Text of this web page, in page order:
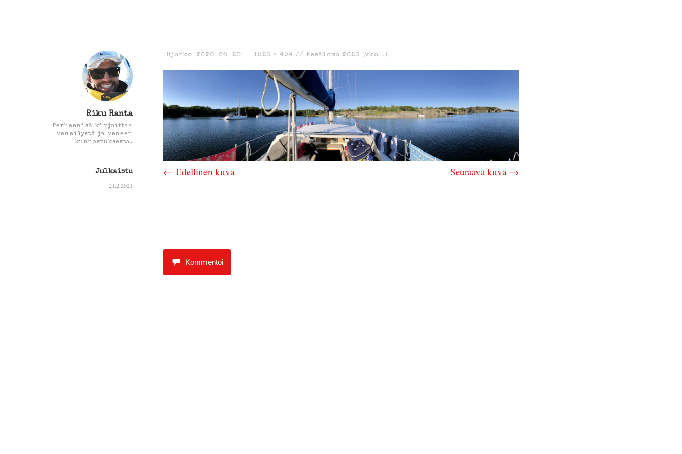
Riku Ranta
Perheenisä kirjoittaa
veneilystä ja veneen
kunnostuksesta.
Julkaistu
21.2.2021
"Bjorko-2020-06-20" - 1920 × 494 // Kesäloma 2020 (vko 1)
← Edellinen kuva Seuraava kuva →
Kommentoi